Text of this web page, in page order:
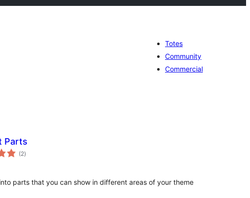
Totes
Community
Commercial
Parts
(2puntuacions
totals
)
parts that you can show in different areas of your theme